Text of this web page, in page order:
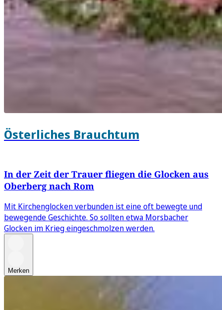
Österliches Brauchtum
In der Zeit der Trauer fliegen die Glocken aus
Oberberg nach Rom
Mit Kirchenglocken verbunden ist eine oft bewegte und
bewegende Geschichte. So sollten etwa Morsbacher
Glocken im Krieg eingeschmolzen werden.
Merken